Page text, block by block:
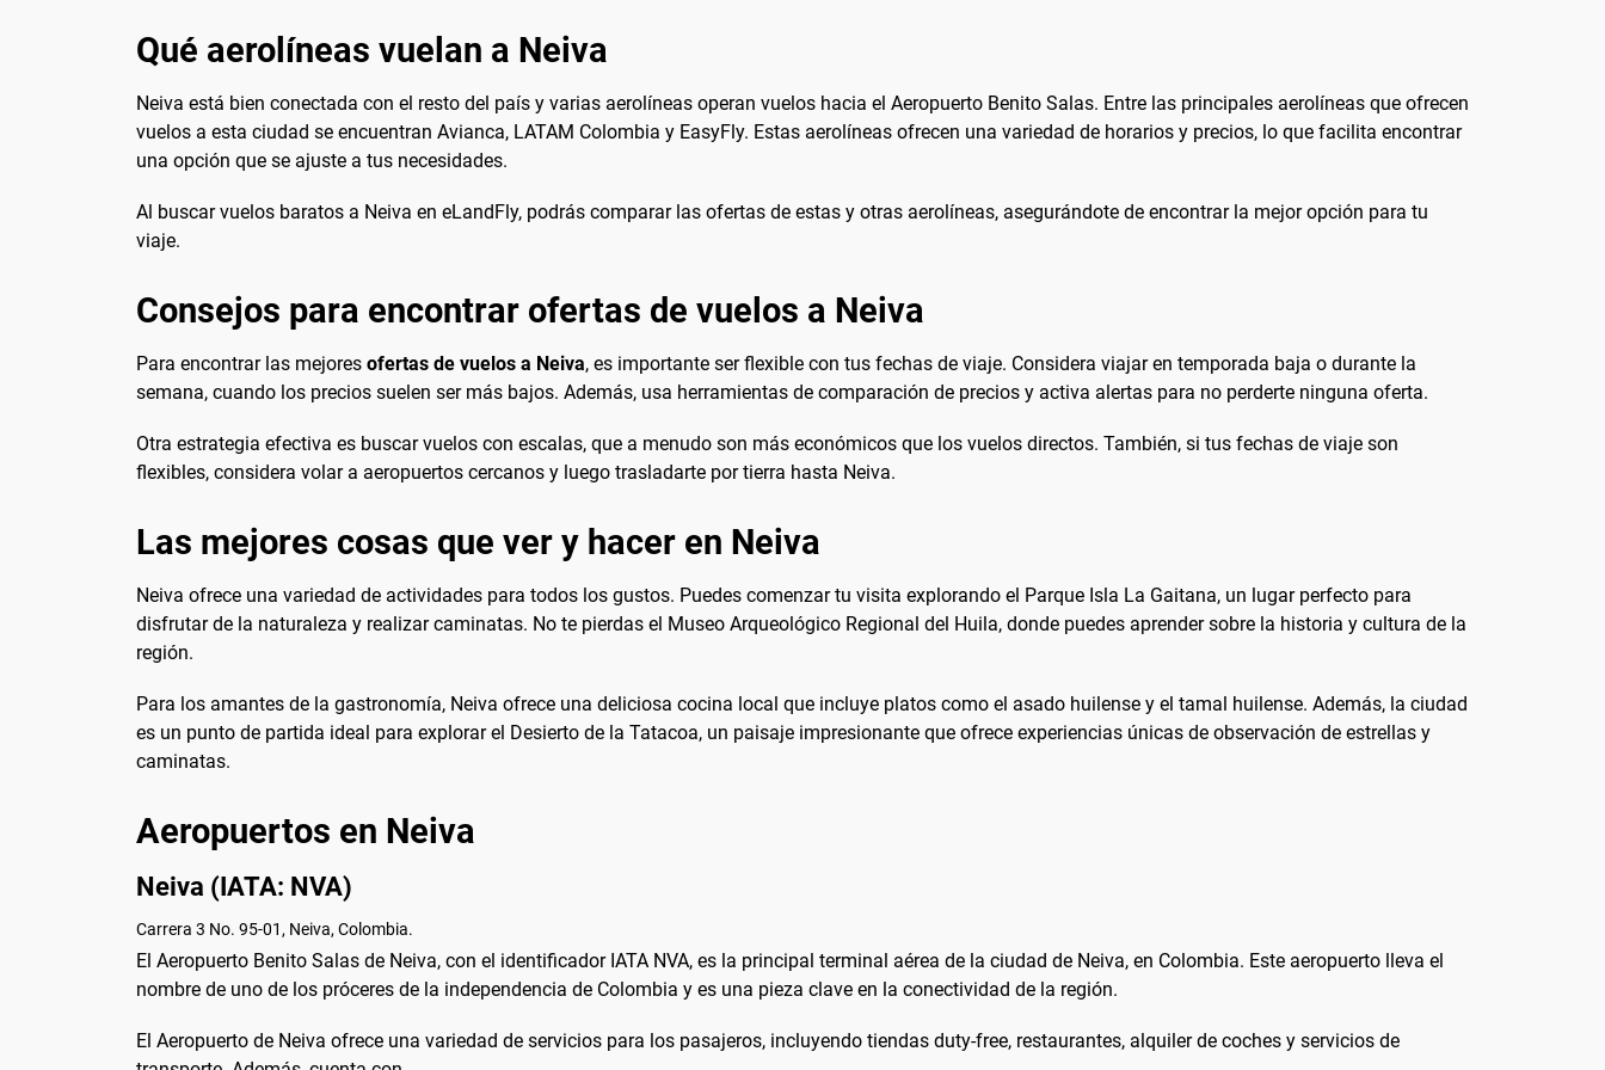
Qué aerolíneas vuelan a Neiva
Neiva está bien conectada con el resto del país y varias aerolíneas operan vuelos hacia el Aeropuerto Benito Salas. Entre las principales aerolíneas que ofrecen
vuelos a esta ciudad se encuentran Avianca, LATAM Colombia y EasyFly. Estas aerolíneas ofrecen una variedad de horarios y precios, lo que facilita encontrar
una opción que se ajuste a tus necesidades.
Al buscar vuelos baratos a Neiva en eLandFly, podrás comparar las ofertas de estas y otras aerolíneas, asegurándote de encontrar la mejor opción para tu
viaje.
Consejos para encontrar ofertas de vuelos a Neiva
Para encontrar las mejores ofertas de vuelos a Neiva, es importante ser flexible con tus fechas de viaje. Considera viajar en temporada baja o durante la
semana, cuando los precios suelen ser más bajos. Además, usa herramientas de comparación de precios y activa alertas para no perderte ninguna oferta.
Otra estrategia efectiva es buscar vuelos con escalas, que a menudo son más económicos que los vuelos directos. También, si tus fechas de viaje son
flexibles, considera volar a aeropuertos cercanos y luego trasladarte por tierra hasta Neiva.
Las mejores cosas que ver y hacer en Neiva
Neiva ofrece una variedad de actividades para todos los gustos. Puedes comenzar tu visita explorando el Parque Isla La Gaitana, un lugar perfecto para
disfrutar de la naturaleza y realizar caminatas. No te pierdas el Museo Arqueológico Regional del Huila, donde puedes aprender sobre la historia y cultura de la
región.
Para los amantes de la gastronomía, Neiva ofrece una deliciosa cocina local que incluye platos como el asado huilense y el tamal huilense. Además, la ciudad
es un punto de partida ideal para explorar el Desierto de la Tatacoa, un paisaje impresionante que ofrece experiencias únicas de observación de estrellas y
caminatas.
Aeropuertos en Neiva
Neiva (IATA: NVA)
Carrera 3 No. 95-01, Neiva, Colombia.
El Aeropuerto Benito Salas de Neiva, con el identificador IATA NVA, es la principal terminal aérea de la ciudad de Neiva, en Colombia. Este aeropuerto lleva el
nombre de uno de los próceres de la independencia de Colombia y es una pieza clave en la conectividad de la región.
El Aeropuerto de Neiva ofrece una variedad de servicios para los pasajeros, incluyendo tiendas duty-free, restaurantes, alquiler de coches y servicios de